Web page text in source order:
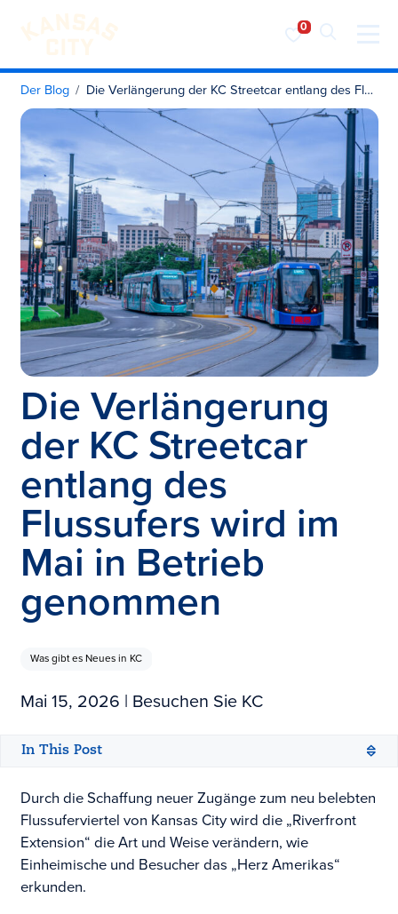
Besuchen Sie KC
Zum Inhalt springen
Der Blog Die Verlängerung der KC Streetcar entlang des Flussufers wird im Mai in Betrieb genommen
Die Verlängerung
der KC Streetcar
entlang des
Flussufers wird im
Mai in Betrieb
genommen
Was gibt es Neues in KC
Mai 15, 2026 | Besuchen Sie KC
In This Post
Durch die Schaffung neuer Zugänge zum neu belebten
Flussuferviertel von Kansas City wird die „Riverfront
Extension“ die Art und Weise verändern, wie
Einheimische und Besucher das „Herz Amerikas“
erkunden.